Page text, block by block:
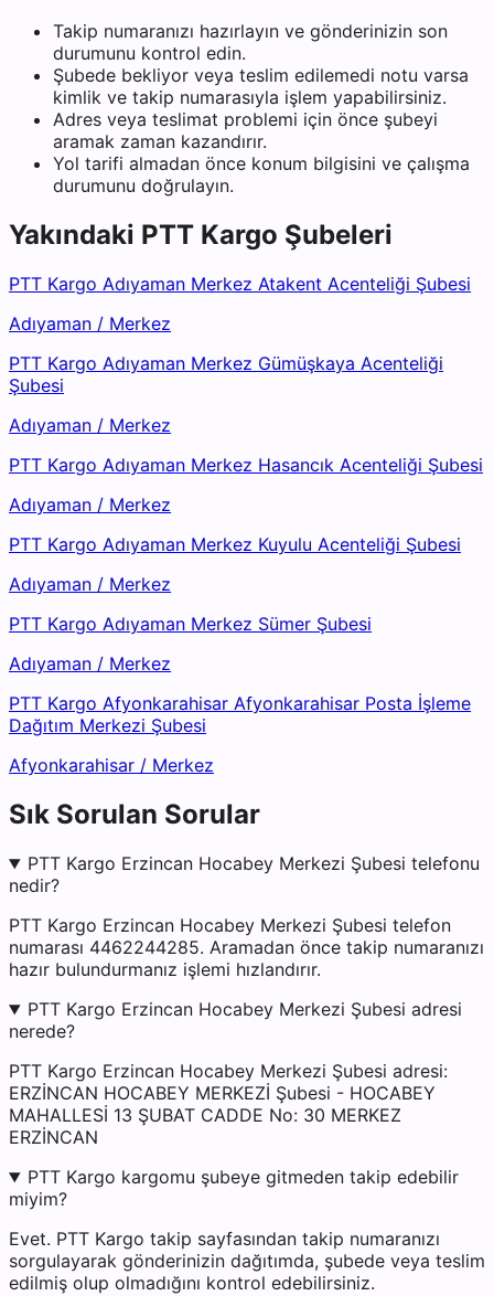
Takip numaranızı hazırlayın ve gönderinizin son
durumunu kontrol edin.
Şubede bekliyor veya teslim edilemedi notu varsa
kimlik ve takip numarasıyla işlem yapabilirsiniz.
Adres veya teslimat problemi için önce şubeyi
aramak zaman kazandırır.
Yol tarifi almadan önce konum bilgisini ve çalışma
durumunu doğrulayın.
Yakındaki PTT Kargo Şubeleri
PTT Kargo Adıyaman Merkez Atakent Acenteliği Şubesi
Adıyaman / Merkez
PTT Kargo Adıyaman Merkez Gümüşkaya Acenteliği
Şubesi
Adıyaman / Merkez
PTT Kargo Adıyaman Merkez Hasancık Acenteliği Şubesi
Adıyaman / Merkez
PTT Kargo Adıyaman Merkez Kuyulu Acenteliği Şubesi
Adıyaman / Merkez
PTT Kargo Adıyaman Merkez Sümer Şubesi
Adıyaman / Merkez
PTT Kargo Afyonkarahisar Afyonkarahisar Posta İşleme
Dağıtım Merkezi Şubesi
Afyonkarahisar / Merkez
Sık Sorulan Sorular
PTT Kargo Erzincan Hocabey Merkezi Şubesi telefonu
nedir?
PTT Kargo Erzincan Hocabey Merkezi Şubesi telefon
numarası 4462244285. Aramadan önce takip numaranızı
hazır bulundurmanız işlemi hızlandırır.
PTT Kargo Erzincan Hocabey Merkezi Şubesi adresi
nerede?
PTT Kargo Erzincan Hocabey Merkezi Şubesi adresi:
ERZİNCAN HOCABEY MERKEZİ Şubesi - HOCABEY
MAHALLESİ 13 ŞUBAT CADDE No: 30 MERKEZ
ERZİNCAN
PTT Kargo kargomu şubeye gitmeden takip edebilir
miyim?
Evet. PTT Kargo takip sayfasından takip numaranızı
sorgulayarak gönderinizin dağıtımda, şubede veya teslim
edilmiş olup olmadığını kontrol edebilirsiniz.